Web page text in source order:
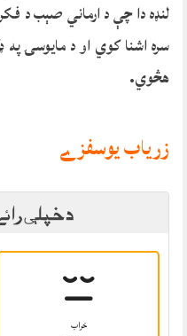
لنډه دا چې د ارماني صېب د
سره اشنا کوي او د مايوسۍ په
هڅوي.
زرياب يوسفزے
د خپلې
خراب